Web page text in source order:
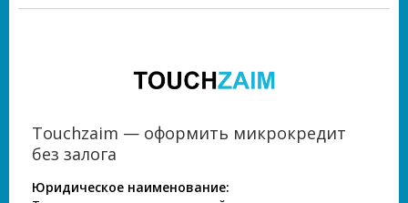
Touchzaim — оформить микрокредит
без залога
Юридическое наименование: